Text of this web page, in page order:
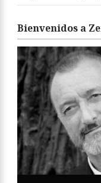
Bienvenidos a